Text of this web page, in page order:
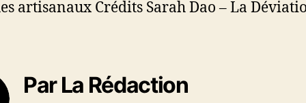
artisanaux Crédits Sarah Dao – La
Par La Rédaction